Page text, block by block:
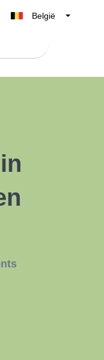
België
Nederland